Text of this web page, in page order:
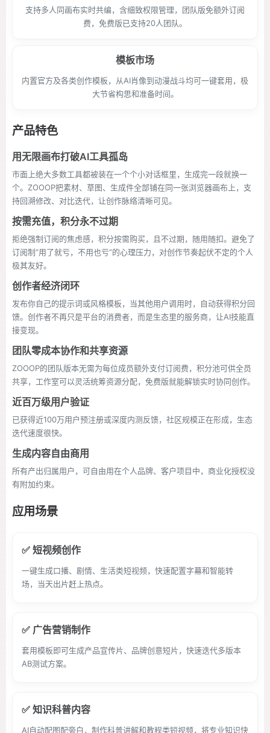
支持多人同画布实时共编，含细致权限管理，团队版免额外订阅
费，免费版已支持20人团队。
模板市场
内置官方及各类创作模板，从AI肖像到动漫战斗均可一键套用，极
大节省构思和准备时间。
产品特色
用无限画布打破AI工具孤岛
市面上绝大多数工具都被装在一个个小对话框里，生成完一段就换一
个。ZOOOP把素材、草图、生成件全部铺在同一张浏览器画布上，支
持回溯修改、对比迭代，让创作脉络清晰可见。
按需充值，积分永不过期
拒绝强制订阅的焦虑感，积分按需购买，且不过期，随用随扣。避免了
订阅制“用了就亏，不用也亏”的心理压力，对创作节奏起伏不定的个人
极其友好。
创作者经济闭环
发布你自己的提示词或风格模板，当其他用户调用时，自动获得积分回
馈。创作者不再只是平台的消费者，而是生态里的服务商，让AI技能直
接变现。
团队零成本协作和共享资源
ZOOOP的团队版本无需为每位成员额外支付订阅费，积分池可供全员
共享，工作室可以灵活统筹资源分配，免费版就能解锁实时协同创作。
近百万级用户验证
已获得近100万用户预注册或深度内测反馈，社区规模正在形成，生态
迭代速度很快。
生成内容自由商用
所有产出归属用户，可自由用在个人品牌、客户项目中，商业化授权没
有附加约束。
应用场景
✅ 短视频创作
一键生成口播、剧情、生活类短视频，快速配置字幕和智能转
场，当天出片赶上热点。
✅ 广告营销制作
套用模板即可生成产品宣传片、品牌创意短片，快速迭代多版本
AB测试方案。
✅ 知识科普内容
AI自动配图配旁白，制作科普讲解和教程类短视频，将专业知识快